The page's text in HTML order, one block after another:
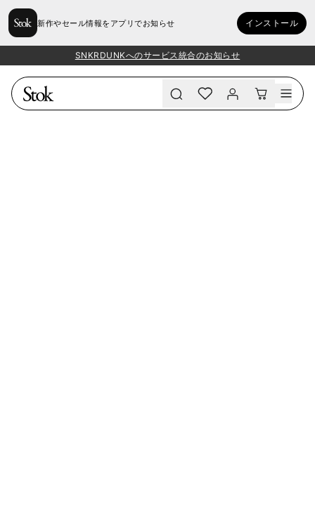
新作やセール情報をアプリでお知らせ インストール
SNKRDUNKへのサービス統合のお知らせ